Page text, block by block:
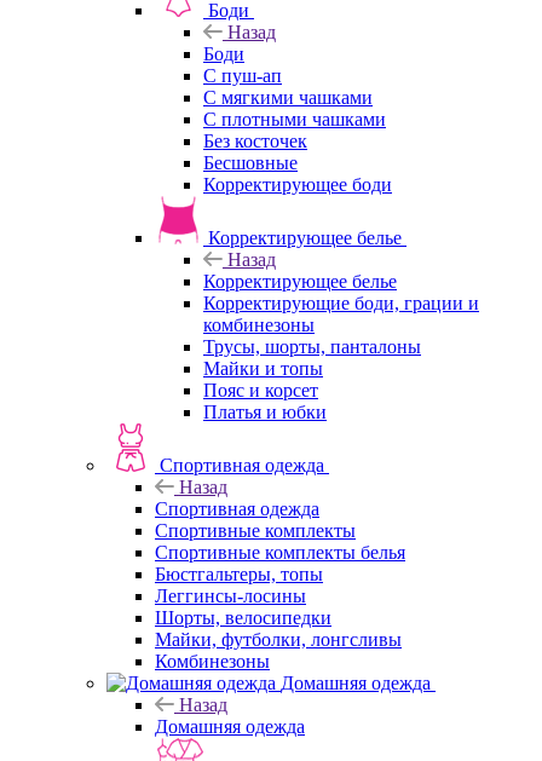
Боди
Назад
Боди
С пуш-ап
С мягкими чашками
С плотными чашками
Без косточек
Бесшовные
Корректирующее боди
Корректирующее белье
Назад
Корректирующее белье
Корректирующие боди, грации и
комбинезоны
Трусы, шорты, панталоны
Майки и топы
Пояс и корсет
Платья и юбки
Спортивная одежда
Назад
Спортивная одежда
Спортивные комплекты
Спортивные комплекты белья
Бюстгальтеры, топы
Леггинсы-лосины
Шорты, велосипедки
Майки, футболки, лонгсливы
Комбинезоны
Домашняя одежда
Назад
Домашняя одежда